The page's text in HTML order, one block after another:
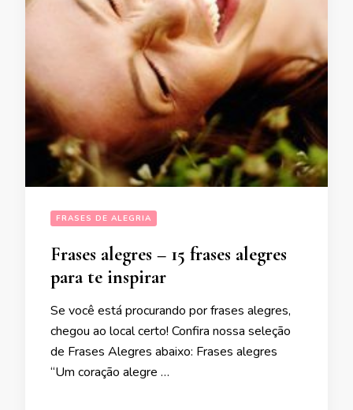
FRASES DE ALEGRIA
Frases alegres – 15 frases alegres
para te inspirar
Se você está procurando por frases alegres,
chegou ao local certo! Confira nossa seleção
de Frases Alegres abaixo: Frases alegres
“Um coração alegre …